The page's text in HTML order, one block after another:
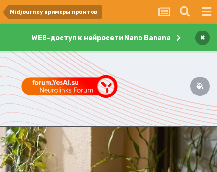
Midjourney примеры промтов
WEB-доступ к нейросети Nano Banana ×